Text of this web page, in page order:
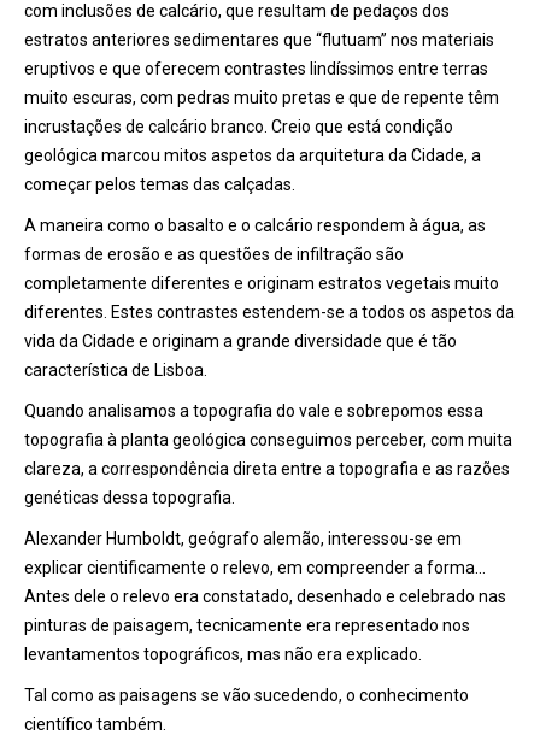
com inclusões de calcário, que resultam de pedaços dos
estratos anteriores sedimentares que “flutuam” nos materiais
eruptivos e que oferecem contrastes lindíssimos entre terras
muito escuras, com pedras muito pretas e que de repente têm
incrustações de calcário branco. Creio que está condição
geológica marcou mitos aspetos da arquitetura da Cidade, a
começar pelos temas das calçadas.
A maneira como o basalto e o calcário respondem à água, as
formas de erosão e as questões de infiltração são
completamente diferentes e originam estratos vegetais muito
diferentes. Estes contrastes estendem-se a todos os aspetos da
vida da Cidade e originam a grande diversidade que é tão
característica de Lisboa.
Quando analisamos a topografia do vale e sobrepomos essa
topografia à planta geológica conseguimos perceber, com muita
clareza, a correspondência direta entre a topografia e as razões
genéticas dessa topografia.
Alexander Humboldt, geógrafo alemão, interessou-se em
explicar cientificamente o relevo, em compreender a forma…
Antes dele o relevo era constatado, desenhado e celebrado nas
pinturas de paisagem, tecnicamente era representado nos
levantamentos topográficos, mas não era explicado.
Tal como as paisagens se vão sucedendo, o conhecimento
científico também.